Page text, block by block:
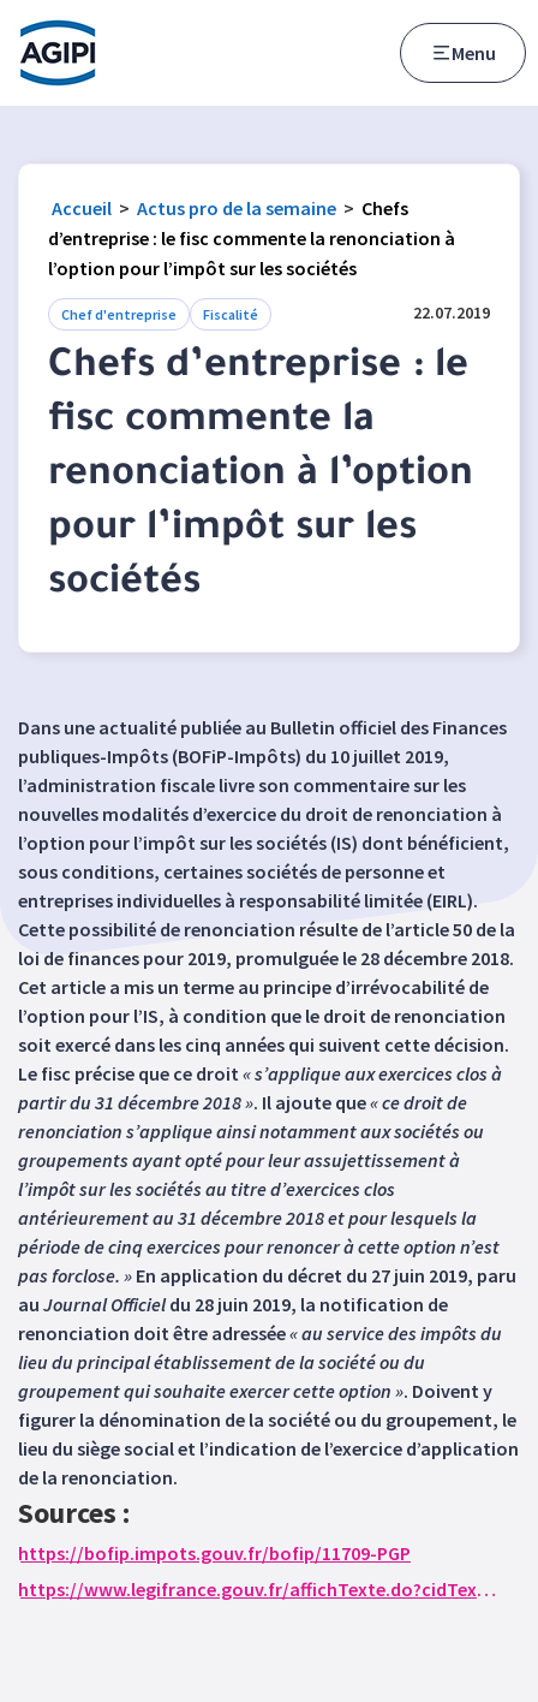
Accès au menu
Accès au contenu principal
Menu
Accueil > Actus pro de la semaine > Chefs
d’entreprise : le fisc commente la renonciation à
l’option pour l’impôt sur les sociétés
Chef d'entreprise Fiscalité 22.07.2019
Chefs d’entreprise : le
fisc commente la
renonciation à l’option
pour l’impôt sur les
sociétés
Dans une actualité publiée au Bulletin officiel des Finances
publiques-Impôts (BOFiP-Impôts) du 10 juillet 2019,
l’administration fiscale livre son commentaire sur les
nouvelles modalités d’exercice du droit de renonciation à
l’option pour l’impôt sur les sociétés (IS) dont bénéficient,
sous conditions, certaines sociétés de personne et
entreprises individuelles à responsabilité limitée (EIRL).
Cette possibilité de renonciation résulte de l’article 50 de la
loi de finances pour 2019, promulguée le 28 décembre 2018.
Cet article a mis un terme au principe d’irrévocabilité de
l’option pour l’IS, à condition que le droit de renonciation
soit exercé dans les cinq années qui suivent cette décision.
Le fisc précise que ce droit « s’applique aux exercices clos à
partir du 31 décembre 2018 ». Il ajoute que« ce droit de
renonciation s’applique ainsi notamment aux sociétés ou
groupements ayant opté pour leur assujettissement à
l’impôt sur les sociétés au titre d’exercices clos
antérieurement au 31 décembre 2018 et pour lesquels la
période de cinq exercices pour renoncer à cette option n’est
pas forclose. » En application du décret du 27 juin 2019, paru
au Journal Officieldu 28 juin 2019, la notification de
renonciation doit être adressée« au service des impôts du
lieu du principal établissement de la société ou du
groupement qui souhaite exercer cette option ». Doivent y
figurer la dénomination de la société ou du groupement, le
lieu du siège social et l’indication de l’exercice d’application
de la renonciation.
Sources :
https://bofip.impots.gouv.fr/bofip/11709-PGP
https://www.legifrance.gouv.fr/affichTexte.do?cidTexte=JORFTEXT000038695915&dateTexte=&categorieLien=id